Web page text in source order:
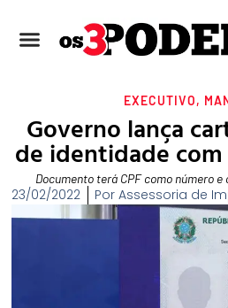
EXECUTIVO,
Governo lança
de identidade
Documento terá CPF como número
23/02/2022 Por Assessoria de